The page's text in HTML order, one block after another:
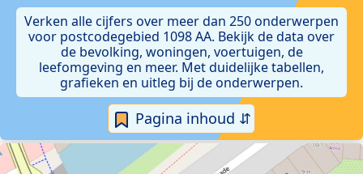
Verken alle cijfers over meer dan 250 onderwerpen
voor postcodegebied 1098 AA. Bekijk de data over
de bevolking, woningen, voertuigen, de
leefomgeving en meer. Met duidelijke tabellen,
grafieken en uitleg bij de onderwerpen.
Pagina inhoud ⇵